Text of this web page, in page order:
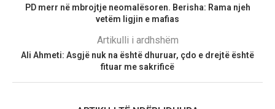
PD merr në mbrojtje neomalësoren. Berisha: Rama njeh
vetëm ligjin e mafias
Artikulli i ardhshëm
Ali Ahmeti: Asgjë nuk na është dhuruar, çdo e drejtë është
fituar me sakrificë